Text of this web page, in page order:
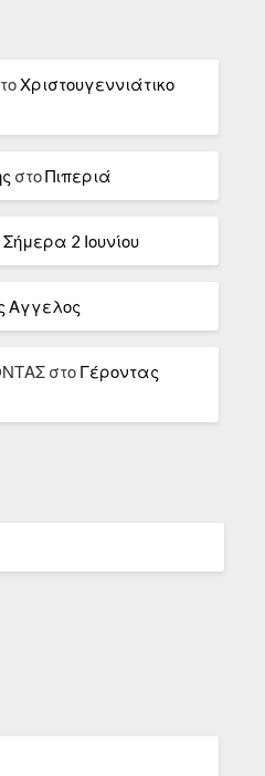
Χριστουγεννιάτικο
στοΠιπεριά
2 Ιουνίου
Αγγελος
στο Γέροντας